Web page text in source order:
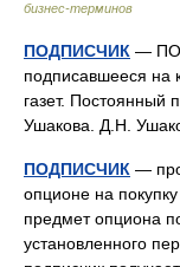
бизнес-терминов
ПОДПИСЧИК —
подписавшееся на
газет. Постоянный
Ушакова. Д.Н.
ПОДПИСЧИК —
опционе на
предмет опциона
установленного